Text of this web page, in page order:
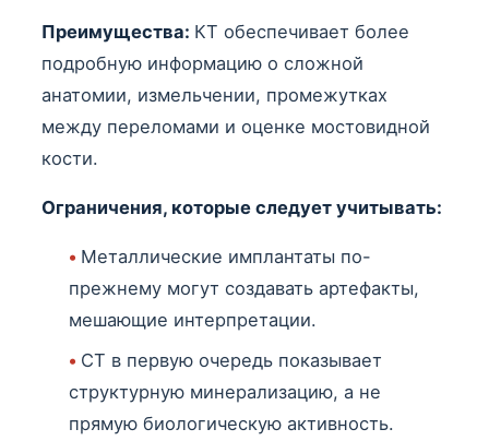
Преимущества: КТ обеспечивает более
подробную информацию о сложной
анатомии, измельчении, промежутках
между переломами и оценке мостовидной
кости.
Ограничения, которые следует учитывать:
• Металлические имплантаты по-
прежнему могут создавать артефакты,
мешающие интерпретации.
• CT в первую очередь показывает
структурную минерализацию, а не
прямую биологическую активность.